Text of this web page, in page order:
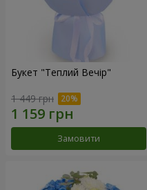
Букет "Теплий Вечір"
1 449 грн
Замовити